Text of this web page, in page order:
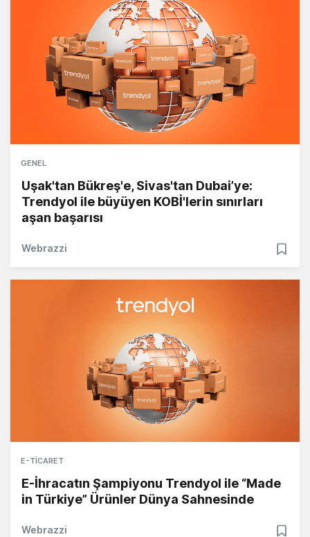
GENEL
Uşak'tan Bükreş'e, Sivas'tan Dubai’ye:
Trendyol ile büyüyen KOBİ'lerin sınırları
aşan başarısı
Webrazzi
E-TICARET
E-İhracatın Şampiyonu Trendyol ile “Made
in Türkiye” Ürünler Dünya Sahnesinde
Webrazzi